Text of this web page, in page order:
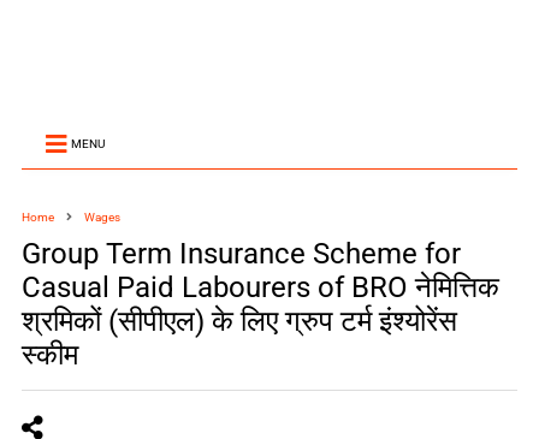
MENU
Home Wages
Group Term Insurance Scheme for
Casual Paid Labourers of BRO नेमित्तिक
श्रमिकों (सीपीएल) के लिए ग्रुप टर्म इंश्योरेंस
स्कीम